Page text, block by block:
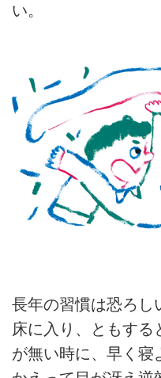
い。
長年の習慣は恐ろし
床に入り、ともする
が無い時に、早く寝